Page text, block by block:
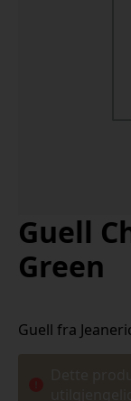
Guell
Green
Guell fra